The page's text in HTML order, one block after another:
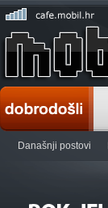
Današnji postovi